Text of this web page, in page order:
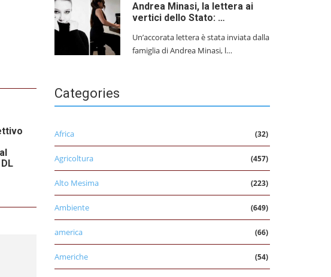
Andrea Minasi, la lettera ai
vertici dello Stato: …
Un’accorata lettera è stata inviata dalla
famiglia di Andrea Minasi, l…
Categories
Africa (32)
Agricoltura (457)
Alto Mesima (223)
Ambiente (649)
america (66)
Americhe (54)